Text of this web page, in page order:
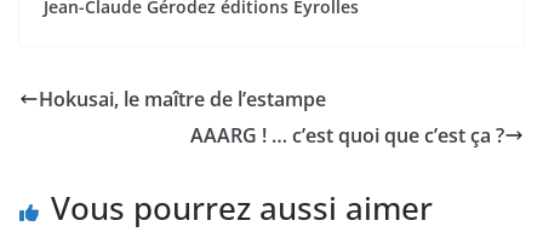
Jean-Claude Gérodez éditions Eyrolles
Hokusai, le maître de l’estampe
AAARG ! … c’est quoi que c’est ça ?
Vous pourrez aussi aimer